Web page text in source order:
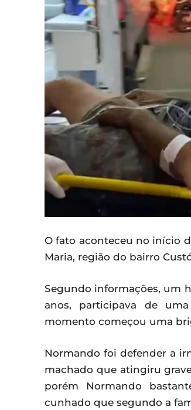
O fato aconteceu no início
Maria, região do bairro
Segundo informações, um
anos, participava de
momento começou uma
Normando foi defender a
machado que atingiru
porém Normando
cunhado que segundo a